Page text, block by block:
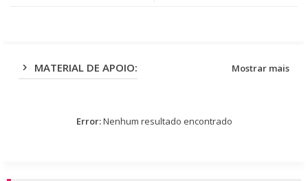
MATERIAL DE APOIO: Mostrar mais
Error:Nenhum resultado encontrado